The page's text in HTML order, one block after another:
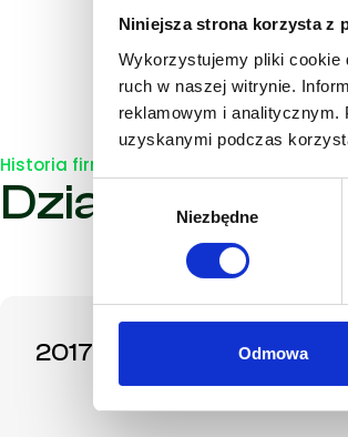
Niniejsza strona korzysta z
Wykorzystujemy pliki cookie
ruch w naszej witrynie.
reklamowym i analitycznym.
uzyskanymi podczas
Wybór
zgody
Niezbędne
Odmowa
Historia firmy
Działamy na
2017 | Początek